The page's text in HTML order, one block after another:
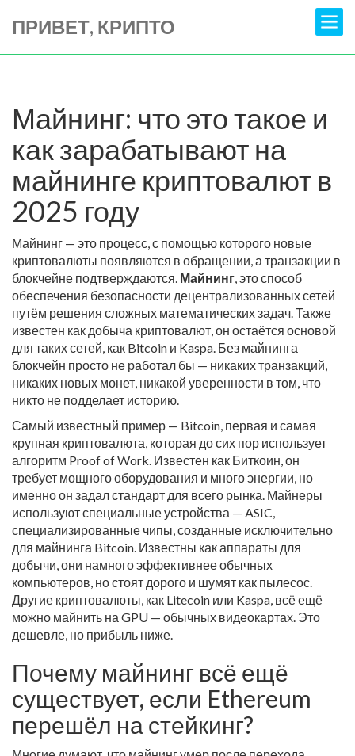
ПРИВЕТ, КРИПТО
Майнинг: что это такое и
как зарабатывают на
майнинге криптовалют в
2025 году
Майнинг — это процесс, с помощью которого новые
криптовалюты появляются в обращении, а транзакции в
блокчейне подтверждаются. Майнинг,это способ
обеспечения безопасности децентрализованных сетей
путём решения сложных математических задач. Также
известен как добыча криптовалют, он остаётся основой
для таких сетей, как Bitcoin и Kaspa. Без майнинга
блокчейн просто не работал бы — никаких транзакций,
никаких новых монет, никакой уверенности в том, что
никто не подделает историю.
Самый известный пример — Bitcoin, первая и самая
крупная криптовалюта, которая до сих пор использует
алгоритм Proof of Work. Известен как Биткоин, он
требует мощного оборудования и много энергии, но
именно он задал стандарт для всего рынка. Майнеры
используют специальные устройства — ASIC,
специализированные чипы, созданные исключительно
для майнинга Bitcoin. Известны какаппараты для
добычи, они намного эффективнее обычных
компьютеров, но стоят дорого и шумят как пылесос.
Другие криптовалюты, как Litecoin или Kaspa, всё ещё
можно майнить на GPU — обычных видеокартах. Это
дешевле, но прибыль ниже.
Почему майнинг всё ещё
существует, если Ethereum
перешёл на стейкинг?